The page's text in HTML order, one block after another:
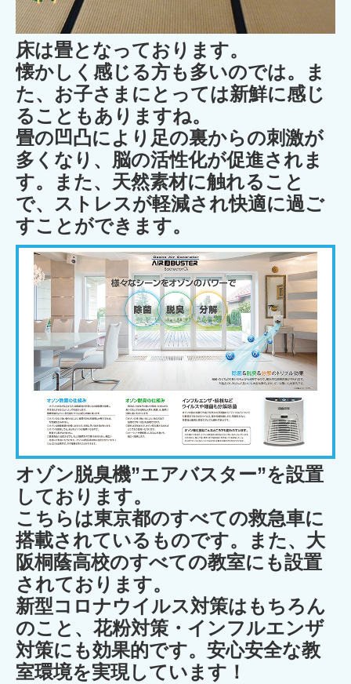
床は畳となっております。
懐かしく感じる方も多いのでは。ま
た、お子さまにとっては新鮮に感じ
ることもありますね。
畳の凹凸により足の裏からの刺激が
多くなり、脳の活性化が促進されま
す。また、天然素材に触れること
で、ストレスが軽減され快適に過ご
すことができます。
オゾン脱臭機”エアバスター”を設置
しております。
こちらは東京都のすべての救急車に
搭載されているものです。また、大
阪桐蔭高校のすべての教室にも設置
されております。
新型コロナウイルス対策はもちろん
のこと、花粉対策・インフルエンザ
対策にも効果的です。安心安全な教
室環境を実現しています！